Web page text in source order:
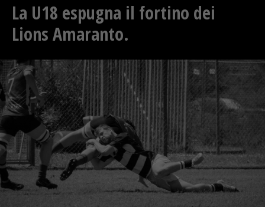
La U18 espugna il fortino dei
Lions Amaranto.